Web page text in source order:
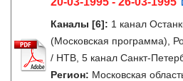
Каналы [6]: 1 канал
(Московская программа),
/ НТВ, 5 канал Санкт-
Регион: Московская